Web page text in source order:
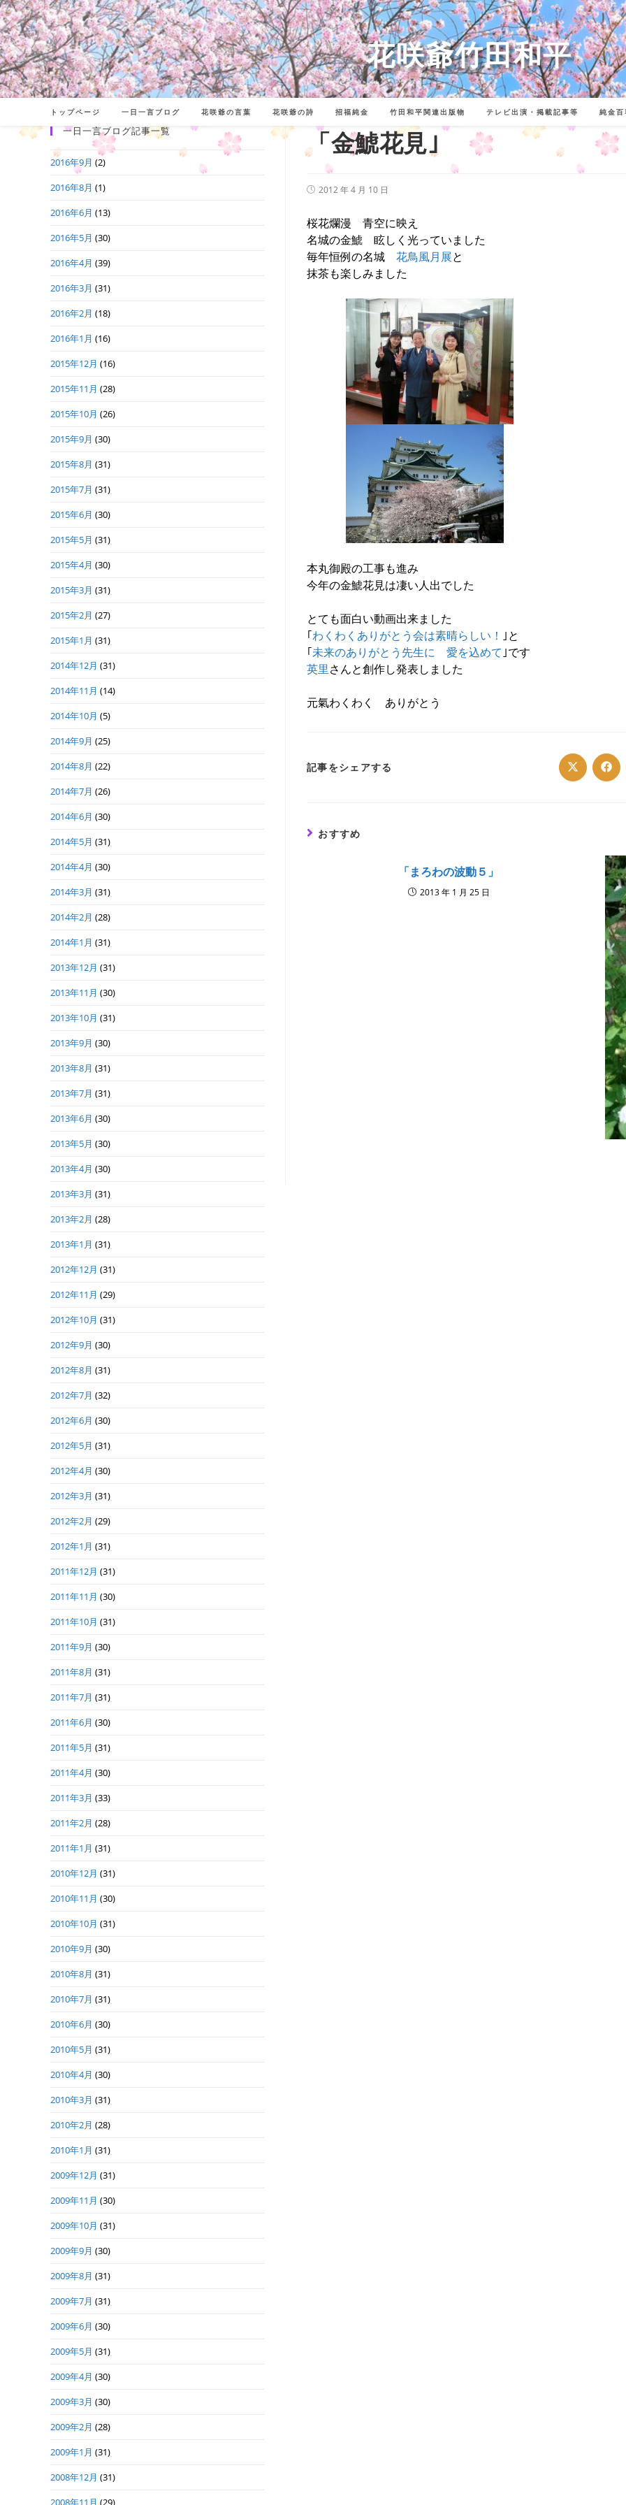
コ
ン
テ
ン
ツ
花咲爺竹田和平
トップページ 一日一言ブログ 花咲爺の言葉 花咲爺の詩 招福純金 竹田和平関連出版物 テレビ出演・掲載記事等 純金百
「金鯱花見｣
投
開
日:
2012 年 4 月 10 日
桜花爛漫 青空に映え
名城の金鯱 眩しく光っていました
毎年恒例の名城 花鳥風月展と
抹茶も楽しみました
本丸御殿の工事も進み
今年の金鯱花見は凄い人出でした
とても面白い動画出来ました
｢わくわくありがとう会は素晴らしい！ ｣と
｢未来のありがとう先生に 愛を込めて ｣です
英里さんと創作し発表しました
元氣わくわく ありがとう
記事をシェアする Opens
in in
おすすめ
「まろわの波動５」
2013 年 1 月 25 日
一日一言ブログ記事一覧
2016年9月 (2)
2016年8月 (1)
2016年6月 (13)
2016年5月 (30)
2016年4月 (39)
2016年3月 (31)
2016年2月 (18)
2016年1月 (16)
2015年12月 (16)
2015年11月 (28)
2015年10月 (26)
2015年9月 (30)
2015年8月 (31)
2015年7月 (31)
2015年6月 (30)
2015年5月 (31)
2015年4月 (30)
2015年3月 (31)
2015年2月 (27)
2015年1月 (31)
2014年12月 (31)
2014年11月 (14)
2014年10月 (5)
2014年9月 (25)
2014年8月 (22)
2014年7月 (26)
2014年6月 (30)
2014年5月 (31)
2014年4月 (30)
2014年3月 (31)
2014年2月 (28)
2014年1月 (31)
2013年12月 (31)
2013年11月 (30)
2013年10月 (31)
2013年9月 (30)
2013年8月 (31)
2013年7月 (31)
2013年6月 (30)
2013年5月 (30)
2013年4月 (30)
2013年3月 (31)
2013年2月 (28)
2013年1月 (31)
2012年12月 (31)
2012年11月 (29)
2012年10月 (31)
2012年9月 (30)
2012年8月 (31)
2012年7月 (32)
2012年6月 (30)
2012年5月 (31)
2012年4月 (30)
2012年3月 (31)
2012年2月 (29)
2012年1月 (31)
2011年12月 (31)
2011年11月 (30)
2011年10月 (31)
2011年9月 (30)
2011年8月 (31)
2011年7月 (31)
2011年6月 (30)
2011年5月 (31)
2011年4月 (30)
2011年3月 (33)
2011年2月 (28)
2011年1月 (31)
2010年12月 (31)
2010年11月 (30)
2010年10月 (31)
2010年9月 (30)
2010年8月 (31)
2010年7月 (31)
2010年6月 (30)
2010年5月 (31)
2010年4月 (30)
2010年3月 (31)
2010年2月 (28)
2010年1月 (31)
2009年12月 (31)
2009年11月 (30)
2009年10月 (31)
2009年9月 (30)
2009年8月 (31)
2009年7月 (31)
2009年6月 (30)
2009年5月 (31)
2009年4月 (30)
2009年3月 (30)
2009年2月 (28)
2009年1月 (31)
2008年12月 (31)
2008年11月 (29)